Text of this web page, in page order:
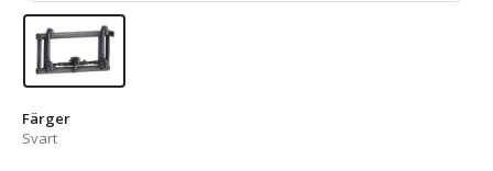
Färger
Svart